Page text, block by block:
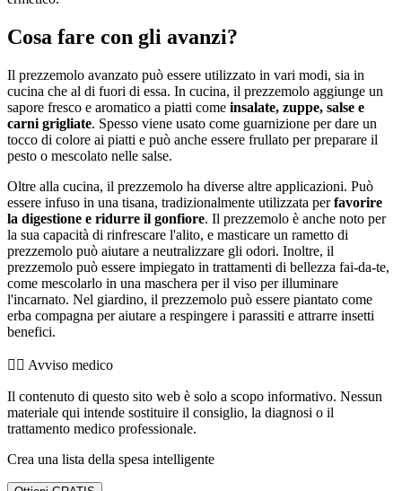
Cosa fare con gli avanzi?
Il prezzemolo avanzato può essere utilizzato in vari modi, sia in
cucina che al di fuori di essa. In cucina, il prezzemolo aggiunge un
sapore fresco e aromatico a piatti come insalate, zuppe, salse e
carni grigliate. Spesso viene usato come guarnizione per dare un
tocco di colore ai piatti e può anche essere frullato per preparare il
pesto o mescolato nelle salse.
Oltre alla cucina, il prezzemolo ha diverse altre applicazioni. Può
essere infuso in una tisana, tradizionalmente utilizzata perfavorire
la digestione e ridurre il gonfiore. Il prezzemolo è anche noto per
la sua capacità di rinfrescare l'alito, e masticare un rametto di
prezzemolo può aiutare a neutralizzare gli odori. Inoltre, il
prezzemolo può essere impiegato in trattamenti di bellezza fai-da-te,
come mescolarlo in una maschera per il viso per illuminare
l'incarnato. Nel giardino, il prezzemolo può essere piantato come
erba compagna per aiutare a respingere i parassiti e attrarre insetti
benefici.
👨‍⚕️️ Avviso medico
Il contenuto di questo sito web è solo a scopo informativo. Nessun
materiale qui intende sostituire il consiglio, la diagnosi o il
trattamento medico professionale.
Crea una lista della spesa intelligente